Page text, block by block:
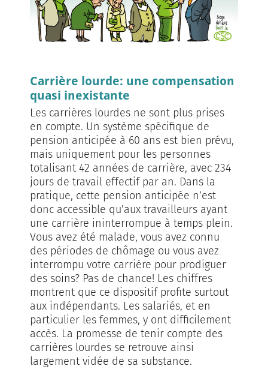
Carrière lourde: une compensation
quasi inexistante
Les carrières lourdes ne sont plus prises
en compte. Un système spécifique de
pension anticipée à 60 ans est bien prévu,
mais uniquement pour les person­nes
totalisant 42 années de carriè­re, avec 234
jours de travail effectif par an. Dans la
prati­que, cette pension anticipée n’est
donc accessible qu’aux travailleurs ayant
une carrière ininterrompue à temps plein.
Vous avez été mala­de, vous avez connu
des périodes de chômage ou vous avez
interrompu votre carrière pour prodiguer
des soins? Pas de chance! Les chiffres
montrent que ce dispositif profite surtout
aux indépendants. Les salariés, et en
particulier les femmes, y ont difficilement
accès. La promes­se de tenir compte des
carrières lourdes se retrouve ainsi
largement vidée de sa substance.